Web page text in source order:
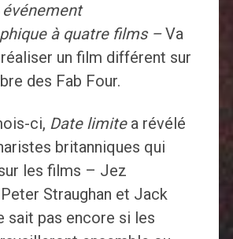
à quatre films –Va
un film différent sur
des Fab Four.
ci, Date limitea révélé
britanniques qui
les films – Jez
Straughan et Jack
sait pas encore si les